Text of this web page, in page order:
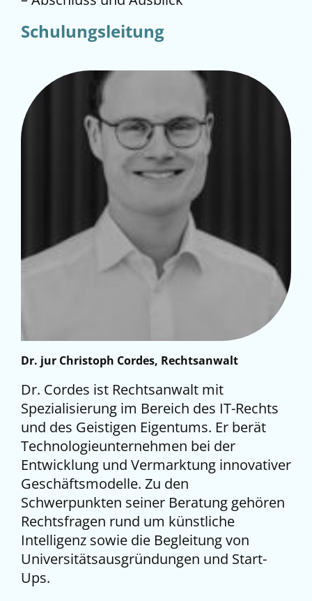
Schulungsleitung
Dr. jur Christoph Cordes, Rechtsanwalt
Dr. Cordes ist Rechtsanwalt mit
Spezialisierung im Bereich des IT-Rechts
und des Geistigen Eigentums. Er berät
Technologieunternehmen bei der
Entwicklung und Vermarktung innovativer
Geschäftsmodelle. Zu den
Schwerpunkten seiner Beratung gehören
Rechtsfragen rund um künstliche
Intelligenz sowie die Begleitung von
Universitätsausgründungen und Start-
Ups.